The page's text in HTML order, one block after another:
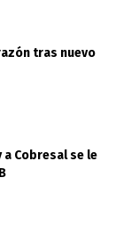
tras nuevo
Cobresal se le